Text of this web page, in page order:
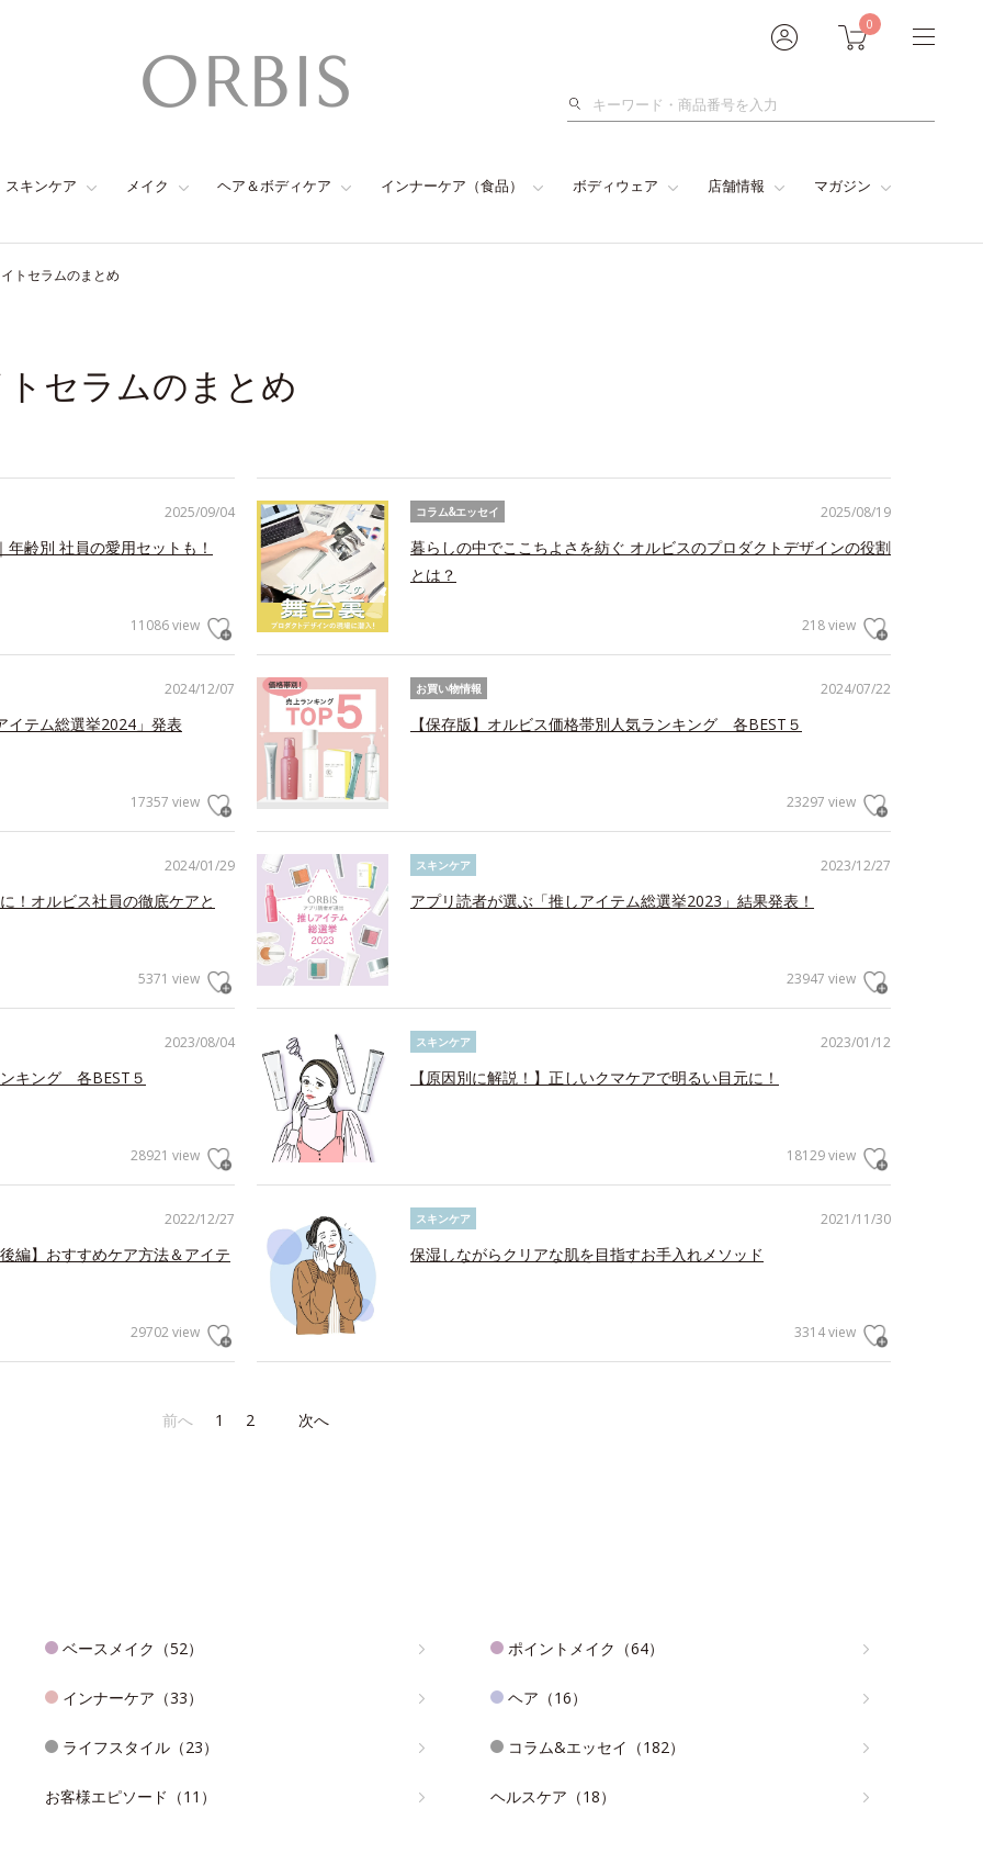
0
検
スキンケア メイク ヘア＆ボディケア インナーケア（食品） ボディウェア 店舗情報 マガジン
トセラムのまとめ
セラムのまとめ
2025/09/04
齢別 社員の愛用セットも！
11086 view
2025/08/19
コラム&エッセイ
暮らしの中でここちよさを紡ぐ オルビスのプロダクトデザインの役割
とは？
218 view
2024/12/07
イテム総選挙2024」発表
17357 view
2024/07/22
お買い物情報
【保存版】オルビス価格帯別人気ランキング 各BEST５
23297 view
2024/01/29
！オルビス社員の徹底ケアと
5371 view
2023/12/27
スキンケア
アプリ読者が選ぶ「推しアイテム総選挙2023」結果発表！
23947 view
2023/08/04
キング 各BEST５
28921 view
2023/01/12
スキンケア
【原因別に解説！】正しいクマケアで明るい目元に！
18129 view
2022/12/27
編】おすすめケア方法＆アイテ
29702 view
2021/11/30
スキンケア
保湿しながらクリアな肌を目指すお手入れメソッド
3314 view
前へ 1 2 次へ
ベースメイク（52） ポイントメイク（64）
インナーケア（33） ヘア（16）
ライフスタイル（23） コラム&エッセイ（182）
お客様エピソード（11） ヘルスケア（18）